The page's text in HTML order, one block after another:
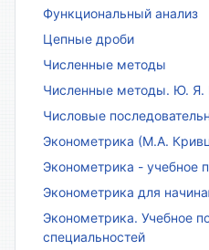
Функциональный анализ
Цепные дроби
Численные методы
Численные методы. Ю. Я.
Числовые
Эконометрика (М.А.
Эконометрика - учебное
Эконометрика для
Эконометрика. Учебное
специальностей